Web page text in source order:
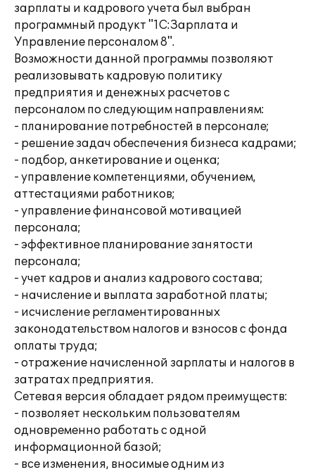
зарплаты и кадрового учета был выбран
программный продукт "1С:Зарплата и
Управление персоналом 8".
Возможности данной программы позволяют
реализовывать кадровую политику
предприятия и денежных расчетов с
персоналом по следующим направлениям:
- планирование потребностей в персонале;
- решение задач обеспечения бизнеса кадрами;
- подбор, анкетирование и оценка;
- управление компетенциями, обучением,
аттестациями работников;
- управление финансовой мотивацией
персонала;
- эффективное планирование занятости
персонала;
- учет кадров и анализ кадрового состава;
- начисление и выплата заработной платы;
- исчисление регламентированных
законодательством налогов и взносов с фонда
оплаты труда;
- отражение начисленной зарплаты и налогов в
затратах предприятия.
Сетевая версия обладает рядом преимуществ:
- позволяет нескольким пользователям
одновременно работать с одной
информационной базой;
- все изменения, вносимые одним из